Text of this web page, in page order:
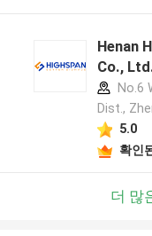
Henan
Co.,
No.6
Dist.,
5.0
확인
더 많